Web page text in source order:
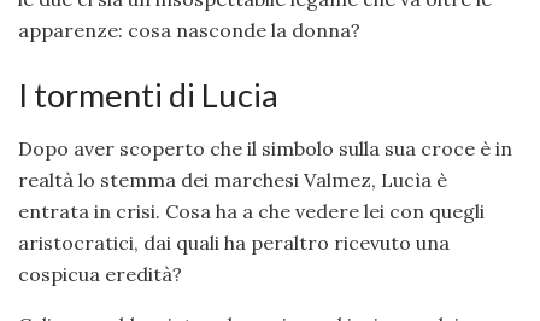
apparenze: cosa nasconde la donna?
I tormenti di Lucia
Dopo aver scoperto che il simbolo sulla sua croce è in
realtà lo stemma dei marchesi Valmez, Lucìa è
entrata in crisi. Cosa ha a che vedere lei con quegli
aristocratici, dai quali ha peraltro ricevuto una
cospicua eredità?